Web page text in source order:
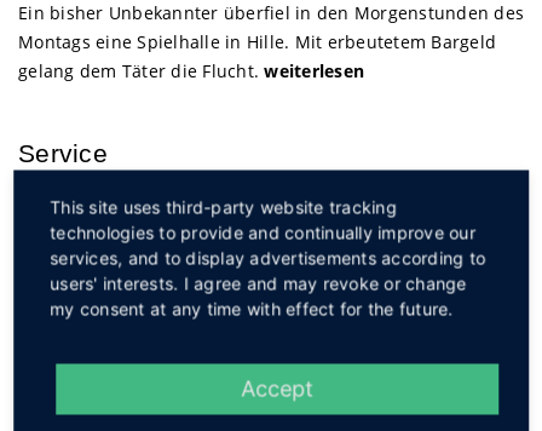
Ein bisher Unbekannter überfiel in den Morgenstunden des
Montags eine Spielhalle in Hille. Mit erbeutetem Bargeld
gelang dem Täter die Flucht.weiterlesen
Service
This site uses third-party website tracking
technologies to provide and continually improve our
services, and to display advertisements according to
users' interests. I agree and may revoke or change
my consent at any time with effect for the future.
Accept